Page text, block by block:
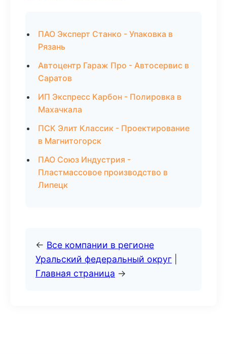
ПАО Эксперт Станко - Упаковка в
Рязань
Автоцентр Гараж Про - Автосервис в
Саратов
ИП Экспресс Карбон - Полировка в
Махачкала
ПСК Элит Классик - Проектирование
в Магнитогорск
ПАО Союз Индустрия -
Пластмассовое производство в
Липецк
← Все компании в регионе
Уральский федеральный округ
Главная страница →